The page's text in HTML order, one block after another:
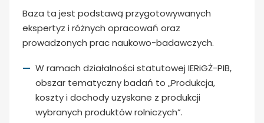
Baza ta jest podstawą przygotowywanych
ekspertyz i różnych opracowań oraz
prowadzonych prac naukowo-badawczych.
W ramach działalności statutowej IERiGŻ-PIB,
obszar tematyczny badań to „Produkcja,
koszty i dochody uzyskane z produkcji
wybranych produktów rolniczych”.